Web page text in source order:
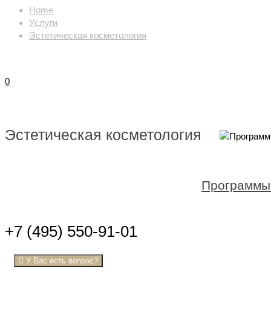
Home
Услуги
Эстетическая косметология
0
Эстетическая косметология
+7 (495) 550-91-01
У Вас есть вопрос?